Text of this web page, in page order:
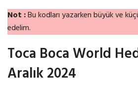
Not :Bu kodları yazarken büyük ve
edelim.
Toca Boca World
Aralık 2024